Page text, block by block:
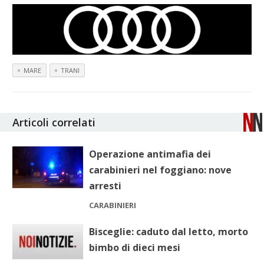
MARE TRANI
Articoli correlati
Operazione antimafia dei
carabinieri nel foggiano: nove
arresti
CARABINIERI
Bisceglie: caduto dal letto, morto
bimbo di dieci mesi